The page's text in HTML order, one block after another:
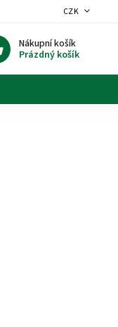
CZK
Nákupní košík
Prázdný košík